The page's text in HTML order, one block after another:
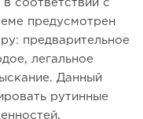
соответствии с
предусмотрен
предварительное
легальное
Данный
рутинные